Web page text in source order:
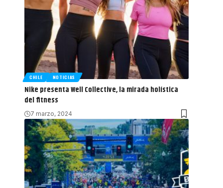
CHILE NOTICIAS
Nike presenta Well Collective, la mirada holística
del fitness
7 marzo, 2024